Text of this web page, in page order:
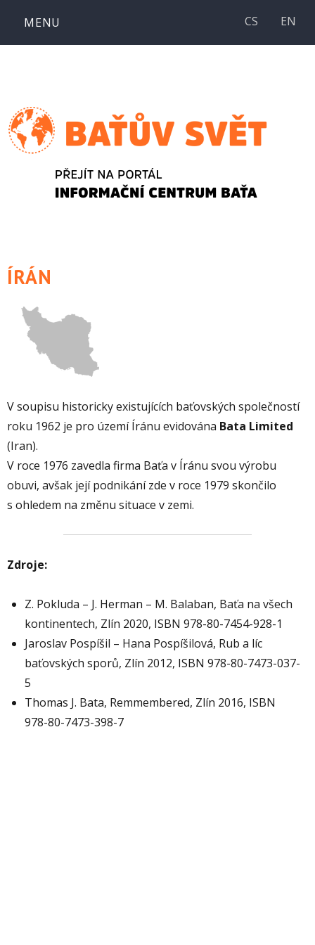
obsahu
MENU CS EN
ÍRÁN
V soupisu historicky existujících baťovských společností
roku 1962 je pro území Íránu evidována Bata Limited
(Iran).
V roce 1976 zavedla firma Baťa v Íránu svou výrobu
obuvi, avšak její podnikání zde v roce 1979 skončilo
s ohledem na změnu situace v zemi.
Zdroje:
Z. Pokluda – J. Herman – M. Balaban, Baťa na všech
kontinentech, Zlín 2020, ISBN 978-80-7454-928-1
Jaroslav Pospíšil – Hana Pospíšilová, Rub a líc
baťovských sporů, Zlín 2012, ISBN 978-80-7473-037-
5
Thomas J. Bata, Remmembered, Zlín 2016, ISBN
978-80-7473-398-7